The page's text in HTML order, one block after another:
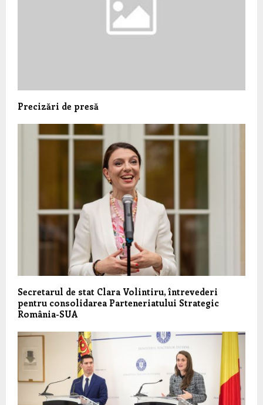
Precizări de presă
Secretarul de stat Clara Volintiru, întrevederi
pentru consolidarea Parteneriatului Strategic
România-SUA